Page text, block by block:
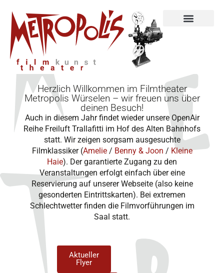
Herzlich Willkommen im Filmtheater
Metropolis Würselen – wir freuen uns über
deinen Besuch!
Auch in diesem Jahr findet wieder unsere OpenAir
Reihe Freiluft Trallafitti im Hof des Alten Bahnhofs
statt. Wir zeigen sorgsam ausgesuchte
Filmklassiker (Amelie/ Benny & Joon / Kleine
Haie). Der garantierte Zugang zu den
Veranstaltungen erfolgt einfach über eine
Reservierung auf unserer Webseite (also keine
gesonderten Eintrittskarten). Bei extremen
Schlechtwetter finden die Filmvorführungen im
Saal statt.
Aktueller
Flyer